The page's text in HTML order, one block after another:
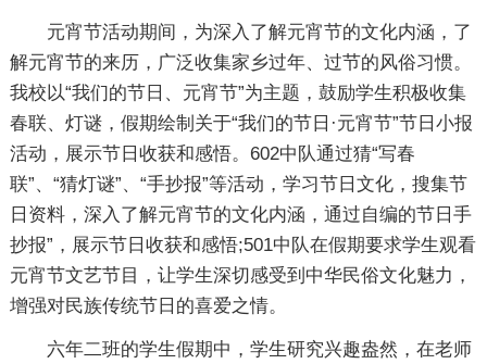
元宵节活动期间，为深入了解元宵节的文化内涵，了
解元宵节的来历，广泛收集家乡过年、过节的风俗习惯。
我校以“我们的节日、元宵节”为主题，鼓励学生积极收集
春联、灯谜，假期绘制关于“我们的节日·元宵节”节日小报
活动，展示节日收获和感悟。602中队通过猜“写春
联”、“猜灯谜”、“手抄报”等活动，学习节日文化，搜集节
日资料，深入了解元宵节的文化内涵，通过自编的节日手
抄报”，展示节日收获和感悟;501中队在假期要求学生观看
元宵节文艺节目，让学生深切感受到中华民俗文化魅力，
增强对民族传统节日的喜爱之情。
六年二班的学生假期中，学生研究兴趣盎然，在老师